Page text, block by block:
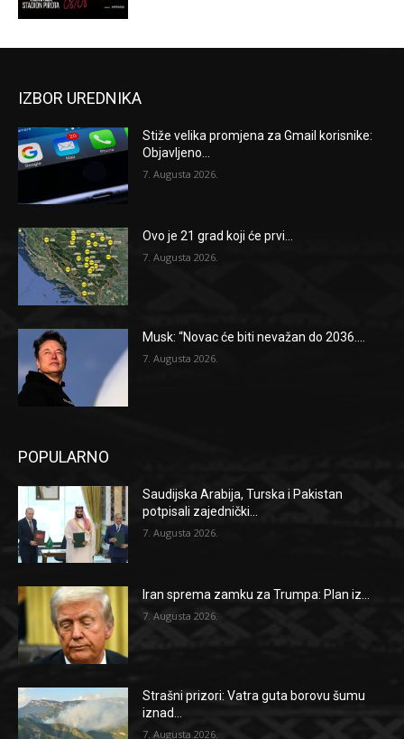
IZBOR UREDNIKA
Stiže velika promjena za Gmail korisnike:
Objavljeno...
7. Augusta 2026.
Ovo je 21 grad koji će prvi...
7. Augusta 2026.
Musk: “Novac će biti nevažan do 2036....
7. Augusta 2026.
POPULARNO
Saudijska Arabija, Turska i Pakistan
potpisali zajednički...
7. Augusta 2026.
Iran sprema zamku za Trumpa: Plan iz...
7. Augusta 2026.
Strašni prizori: Vatra guta borovu šumu
iznad...
7. Augusta 2026.